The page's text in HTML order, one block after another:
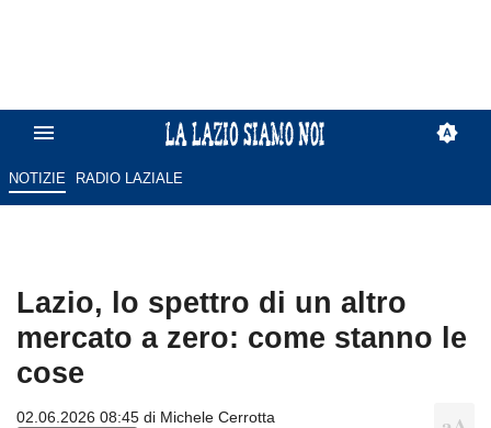
NOTIZIE RADIO LAZIALE
Lazio, lo spettro di un altro
mercato a zero: come stanno le
cose
02.06.2026 08:45 di Michele Cerrotta